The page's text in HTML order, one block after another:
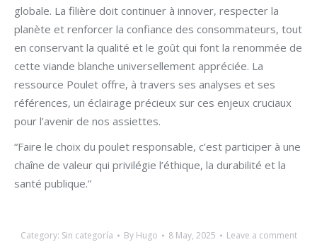
globale. La filière doit continuer à innover, respecter la
planète et renforcer la confiance des consommateurs, tout
en conservant la qualité et le goût qui font la renommée de
cette viande blanche universellement appréciée. La
ressource Poulet offre, à travers ses analyses et ses
références, un éclairage précieux sur ces enjeux cruciaux
pour l’avenir de nos assiettes.
“Faire le choix du poulet responsable, c’est participer à une
chaîne de valeur qui privilégie l’éthique, la durabilité et la
santé publique.”
Category: Sin categoría By Hugo 8 May, 2025 Leave a comment